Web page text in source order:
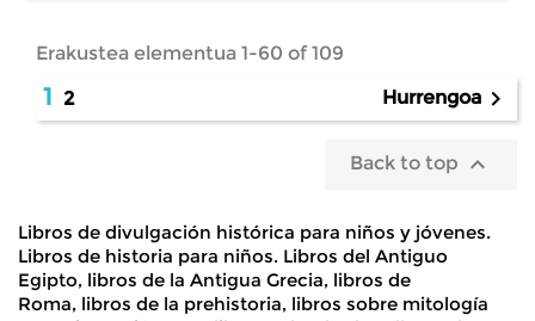
Erakustea elementua 1-60 of 109
1 2 Hurrengoa 
Back to top 
Libros de divulgación histórica para niños y jóvenes.
Libros de historia para niños. Libros del Antiguo
Egipto, libros de la Antigua Grecia, libros de
Roma, libros de la prehistoria, libros sobre mitología